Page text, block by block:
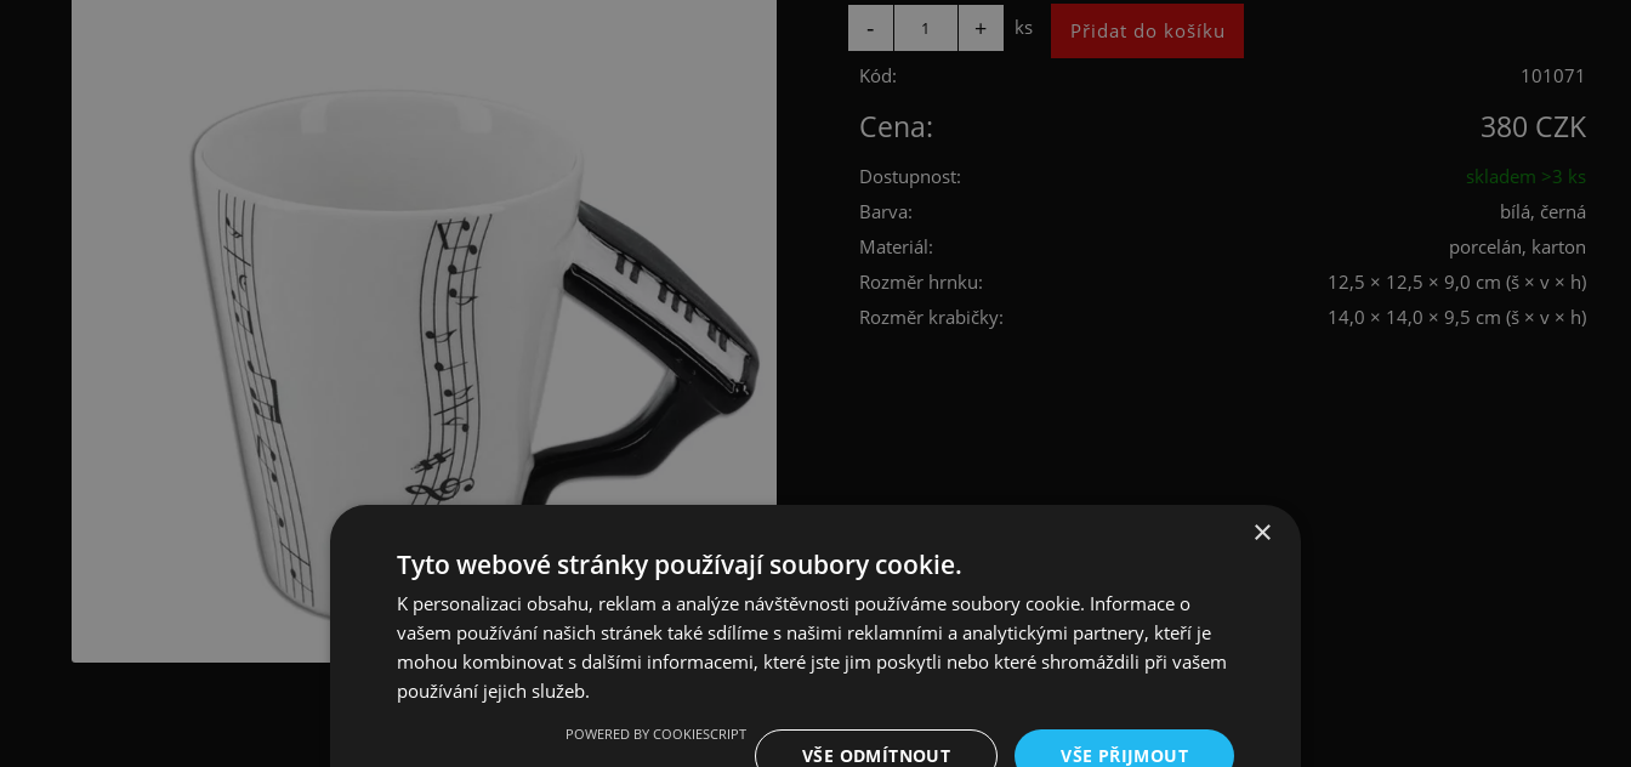
ks
Kód:
101071
Cena: 380 CZK
Dostupnost:
skladem >3 ks
Barva:
bílá, černá
Materiál:
porcelán, karton
Rozměr hrnku:
12,5 × 12,5 × 9,0 cm (š × v × h)
Rozměr krabičky:
14,0 × 14,0 × 9,5 cm (š × v × h)
×
Tyto webové stránky používají soubory cookie.
K personalizaci obsahu, reklam a analýze návštěvnosti používáme soubory cookie. Informace o
vašem používání našich stránek také sdílíme s našimi reklamními a analytickými partnery, kteří je
mohou kombinovat s dalšími informacemi, které jste jim poskytli nebo které shromáždili při vašem
používání jejich služeb.
VŠE PŘIJMOUT
VŠE ODMÍTNOUT
POWERED BY COOKIESCRIPT